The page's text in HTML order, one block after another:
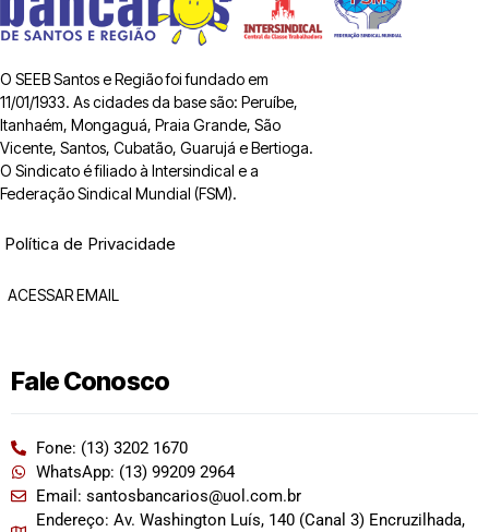
O SEEB Santos e Região foi fundado em
11/01/1933. As cidades da base são: Peruíbe,
Itanhaém, Mongaguá, Praia Grande, São
Vicente, Santos, Cubatão, Guarujá e Bertioga.
O Sindicato é filiado à Intersindical e a
Federação Sindical Mundial (FSM).
Política de Privacidade
ACESSAR EMAIL
Fale Conosco
Fone: (13) 3202 1670
WhatsApp: (13) 99209 2964
Email: santosbancarios@uol.com.br
Endereço: Av. Washington Luís, 140 (Canal 3) Encruzilhada,